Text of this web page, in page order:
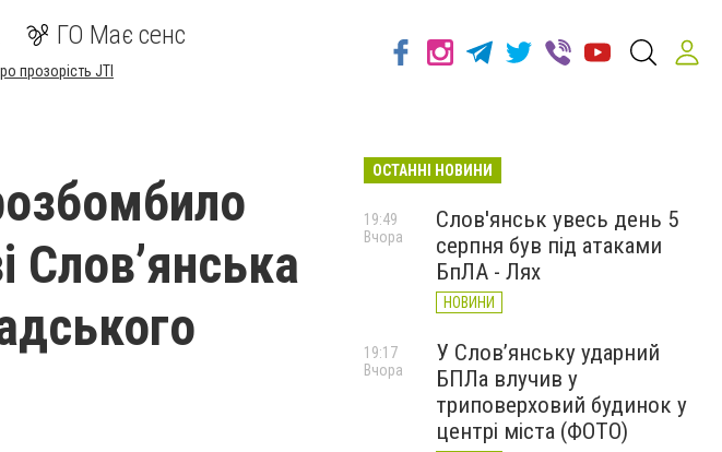
ГО Має сенс
прозорість JTI
Слов’янська
ОСТАННІ НОВИНИ
Слов'янськ увесь день 5
серпня був під атаками
БпЛА - Лях
НОВИНИ
19:49
Вчора
У Слов’янську ударний
БПЛа влучив у
триповерховий будинок у
центрі міста (ФОТО)
19:17
Вчора